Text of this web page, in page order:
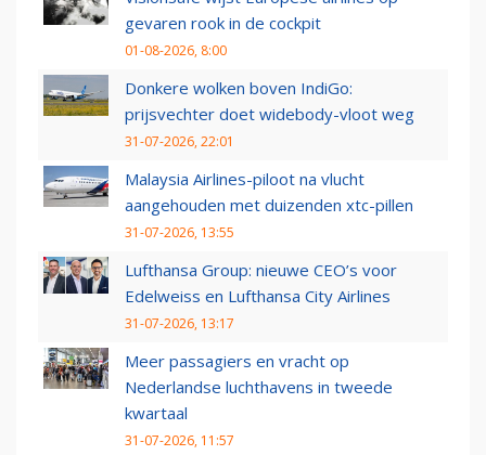
gevaren rook in de cockpit
01-08-2026, 8:00
Donkere wolken boven IndiGo:
prijsvechter doet widebody-vloot weg
31-07-2026, 22:01
Malaysia Airlines-piloot na vlucht
aangehouden met duizenden xtc-pillen
31-07-2026, 13:55
Lufthansa Group: nieuwe CEO’s voor
Edelweiss en Lufthansa City Airlines
31-07-2026, 13:17
Meer passagiers en vracht op
Nederlandse luchthavens in tweede
kwartaal
31-07-2026, 11:57